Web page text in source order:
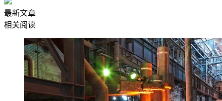
最新文章
相关阅读